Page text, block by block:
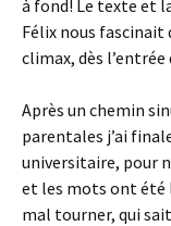
à fond! Le texte et
Félix nous fascinait
climax, dès
Après un chemin
parentales j’ai
universitaire, pour
et les mots ont été
mal tourner, qui